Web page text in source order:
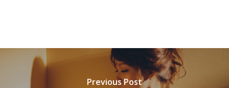
Previous Post